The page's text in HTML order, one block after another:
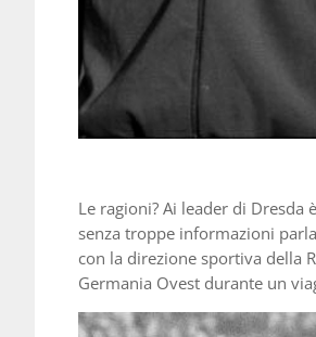
Le ragioni? Ai leader di Dresda
senza troppe informazioni
con la direzione sportiva della
Germania Ovest durante un